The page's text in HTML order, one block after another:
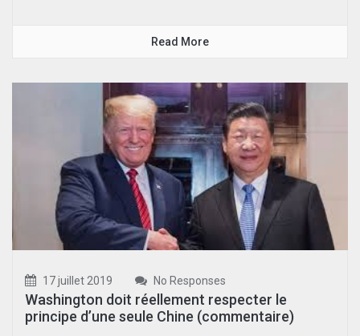
Read More
17 juillet 2019 No Responses
Washington doit réellement respecter le
principe d’une seule Chine (commentaire)